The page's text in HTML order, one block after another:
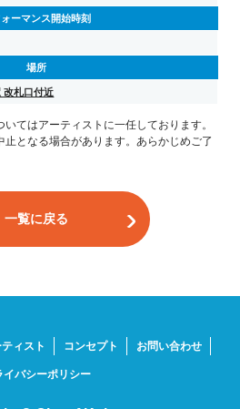
ーマンス開始時刻
場所
改札口付近
てはアーティストに一任しております。
となる場合があります。あらかじめご了
一覧に戻る
ィスト コンセプト お問い合わせ
イバシーポリシー